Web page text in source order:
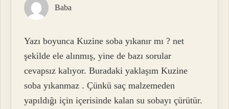
Baba
Yazı boyunca Kuzine soba yıkanır mı ? net
şekilde ele alınmış, yine de bazı sorular
cevapsız kalıyor. Buradaki yaklaşım Kuzine
soba yıkanmaz . Çünkü saç malzemeden
yapıldığı için içerisinde kalan su sobayı çürütür.